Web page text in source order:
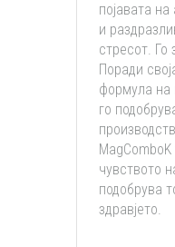
појавата
и
стресот. Го
Поради
формула на
го
чувството
подобрува
здравјето.